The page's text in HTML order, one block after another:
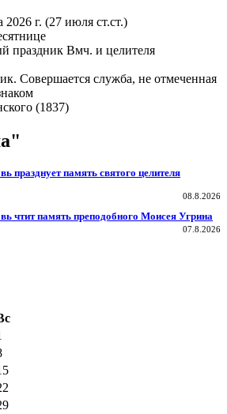
2026 г. (27 июля ст.ст.)
Вмч. и целителя
(1837)
празднует память святого целителя
08.8.2026
чтит память преподобного Моисея Угрина
07.8.2026